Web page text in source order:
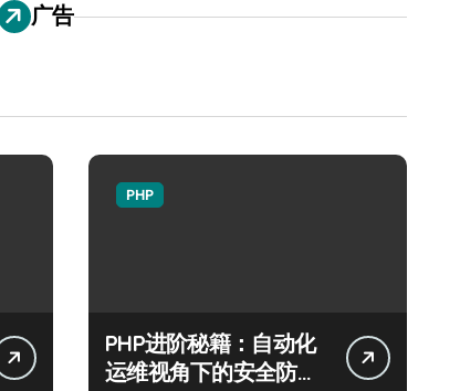
广告
PHP
PHP进阶秘籍：自动化
运维视角下的安全防注